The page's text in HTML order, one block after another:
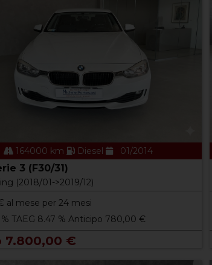
164000 km Diesel 01/2014
3 (F30/31)
(2018/01->2019/12)
al mese per 24 mesi
TAEG 8.47 % Anticipo 780,00 €
7.800,00 €